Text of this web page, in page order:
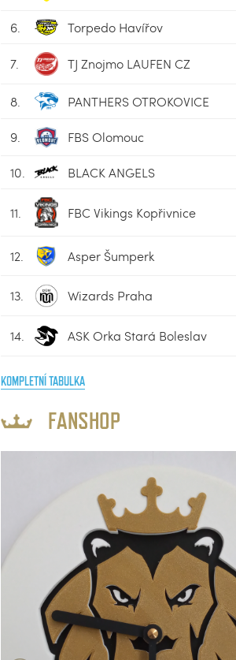
6. Torpedo Havířov
7. TJ Znojmo LAUFEN CZ
8. PANTHERS OTROKOVICE
9. FBS Olomouc
10. BLACK ANGELS
11. FBC Vikings Kopřivnice
12. Asper Šumperk
13. Wizards Praha
14. ASK Orka Stará Boleslav
KOMPLETNÍ TABULKA
FANSHOP